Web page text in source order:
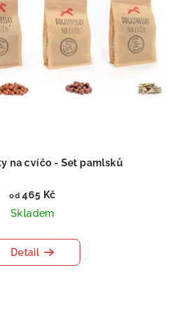
na cvíčo - Set pamlsků
od 465 Kč
Skladem
Detail